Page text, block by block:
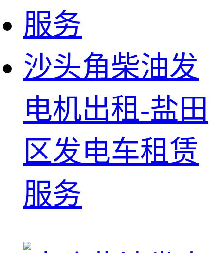
沙头角柴油发
电机出租-盐田
区发电车租赁
服务